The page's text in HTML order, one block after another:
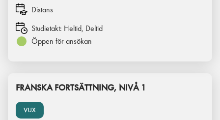
Distans
Studietakt: Heltid, Deltid
Öppen för ansökan
VUX
FRANSKA FORTSÄTTNING, NIVÅ 1